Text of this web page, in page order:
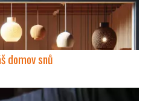
domov snů